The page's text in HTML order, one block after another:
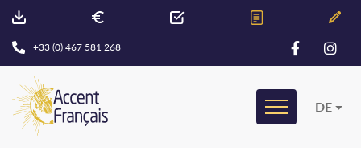
+33 (0) 467 581 268
DE